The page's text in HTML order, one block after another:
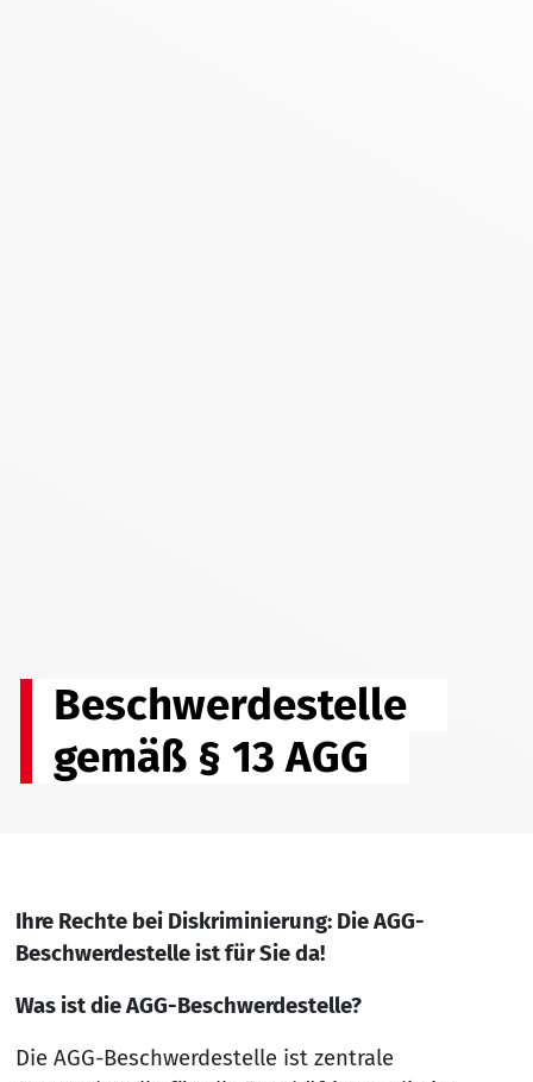
Beschwerdestelle
gemäß § 13 AGG
Ihre Rechte bei Diskriminierung: Die AGG-
Beschwerdestelle ist für Sie da!
Was ist die AGG-Beschwerdestelle?
Die AGG-Beschwerdestelle ist zentrale